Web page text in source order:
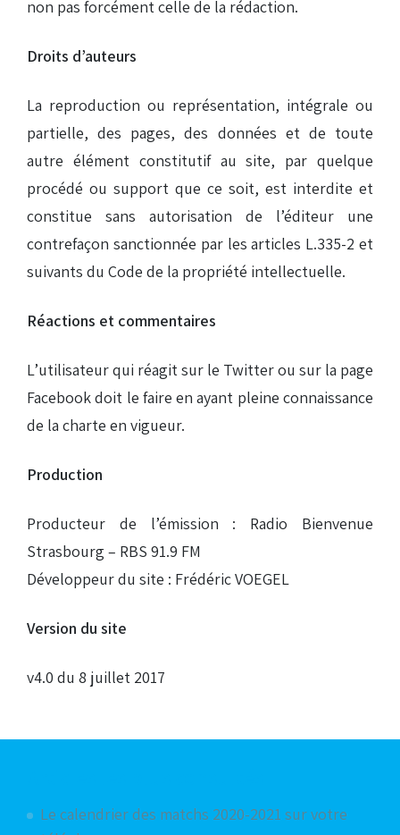
non pas forcément celle de la rédaction.
Droits d’auteurs
La reproduction ou représentation, intégrale ou
partielle, des pages, des données et de toute
autre élément constitutif au site, par quelque
procédé ou support que ce soit, est interdite et
constitue sans autorisation de l’éditeur une
contrefaçon sanctionnée par les articles L.335-2 et
suivants du Code de la propriété intellectuelle.
Réactions et commentaires
L’utilisateur qui réagit sur le Twitter ou sur la page
Facebook doit le faire en ayant pleine connaissance
de la charte en vigueur.
Production
Producteur de l’émission : Radio Bienvenue
Strasbourg – RBS 91.9 FM
Développeur du site : Frédéric VOEGEL
Version du site
v4.0 du 8 juillet 2017
Le calendrier des matchs 2020-2021 sur votre